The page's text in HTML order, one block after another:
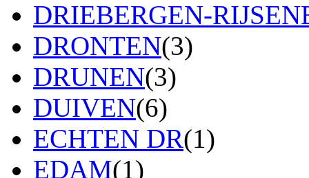
DRIEBERGEN-
DRONTEN(3)
DRUNEN(3)
DUIVEN(6)
ECHTEN DR(1)
EDAM(1)